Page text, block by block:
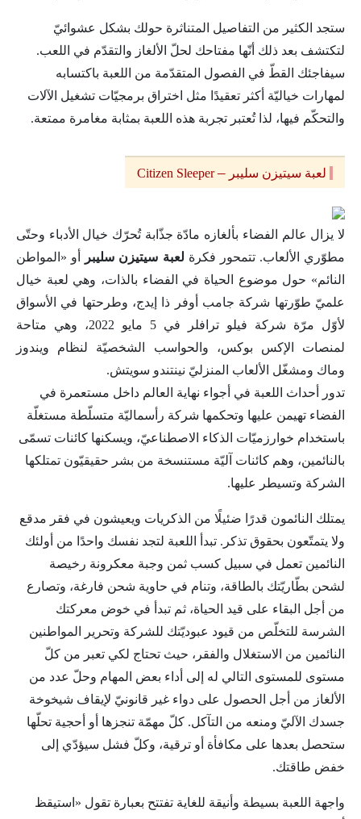
ستجد الكثير من التفاصيل المتناثرة حولك بشكل عشوائيّ
لتكتشف بعد ذلك أنّها مفتاحك لحلّ الألغاز والتقدّم في اللعب.
سيفاجئك القطّ في الفصول المتقدّمة من اللعبة باكتسابه
لمهارات خياليّة أكثر تعقيدًا مثل اختراق برمجيّات تشغيل الآلات
والتحكّم فيها، لذا تُعتبر تجربة هذه اللعبة بمثابة مغامرة ممتعة.
لعبة سيتيزن سليبر –
Citizen Sleeper
لا يزال عالم الفضاء بألغازه مادّة جذّابة تُحرّك خيال الأدباء وحتّى
مطوّري الألعاب. تتمحور فكرة لعبة سيتيزن سليبر
أو «المواطن
النائم» حول موضوع الحياة في الفضاء بالذات، وهي لعبة خيال
علميّ طوّرتها شركة جامب أوفر ذا إيدج، وطرحتها في الأسواق
لأوّل مرّة شركة فيلو ترافلر في 5 مايو 2022، وهي متاحة
لمنصات الإكس بوكس، والحواسب الشخصيّة لنظام ويندوز
وماك ومشغّل الألعاب المنزليّ نينتندو سويتش.
تدور أحداث اللعبة في أجواء نهاية العالم داخل مستعمرة في
الفضاء تهيمن عليها وتحكمها شركة رأسماليّة متسلّطة مستغلّة
باستخدام خوارزميّات الذكاء الاصطناعيّ، ويسكنها كائنات تسمّى
بالنائمين، وهم كائنات آليّة مستنسخة من بشر حقيقيّون تمتلكها
الشركة وتسيطر عليها.
يمتلك النائمون قدرًا ضئيلًا من الذكريات ويعيشون في فقر مدقع
ولا يتمتّعون بحقوق تذكر. تبدأ اللعبة لتجد نفسك واحدًا من أولئك
النائمين تعمل في سبيل كسب ثمن وجبة معكرونة رخيصة
لشحن بطّاريّتك بالطاقة، وتنام في حاوية شحن فارغة، وتصارع
من أجل البقاء على قيد الحياة، ثم تبدأ في خوض معركتك
الشرسة للتخلّص من قيود عبوديّتك للشركة وتحرير المواطنين
النائمين من الاستغلال والفقر، حيث تحتاج لكي تعبر من كلّ
مستوى للمستوى التالي له إلى أداء بعض المهام وحلّ عدد من
الألغاز من أجل الحصول على دواء غير قانونيّ لإيقاف شيخوخة
جسدك الآليّ ومنعه من التآكل. كلّ مهمّة تنجزها أو أحجية تحلّها
ستحصل بعدها على مكافأة أو ترقية، وكلّ فشل سيؤدّي إلى
خفض طاقتك.
واجهة اللعبة بسيطة وأنيقة للغاية تفتتح بعبارة تقول «استيقظ